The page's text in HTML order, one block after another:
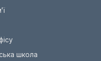
школа